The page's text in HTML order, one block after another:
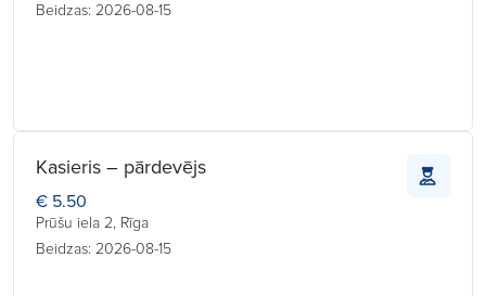
Beidzas: 2026-08-15
Kasieris – pārdevējs
€ 5.50
Prūšu iela 2, Rīga
Beidzas: 2026-08-15